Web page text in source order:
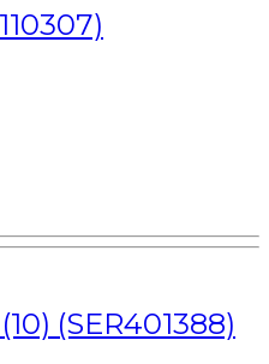
(SER401388)